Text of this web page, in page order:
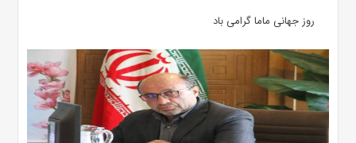
روز جهانی ماما گرامی باد